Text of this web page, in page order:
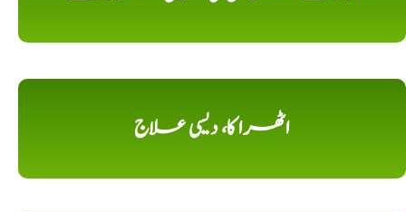
اٹھرا کا، دیسی علاج